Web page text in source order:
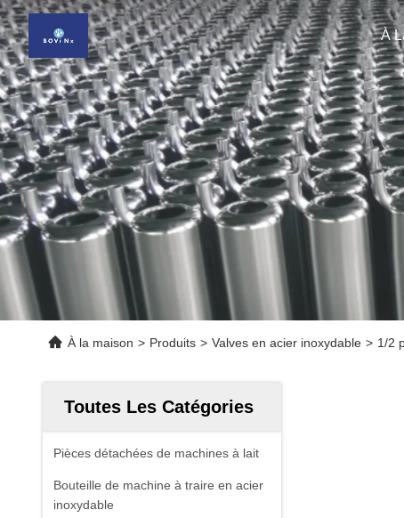
À
À la maison > Produits > Valves en acier inoxydable > 1/2
Toutes Les Catégories
Pièces détachées de machines à lait
Bouteille de machine à traire en acier
inoxydable